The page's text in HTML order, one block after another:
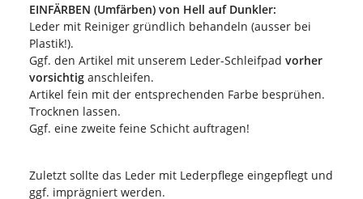
EINFÄRBEN (Umfärben) von Hell auf Dunkler:
Leder mit Reiniger gründlich behandeln (ausser bei
Plastik!).
Ggf. den Artikel mit unserem Leder-Schleifpad vorher
vorsichtig anschleifen.
Artikel fein mit der entsprechenden Farbe besprühen.
Trocknen lassen.
Ggf. eine zweite feine Schicht auftragen!
Zuletzt sollte das Leder mit Lederpflege eingepflegt und
ggf. imprägniert werden.